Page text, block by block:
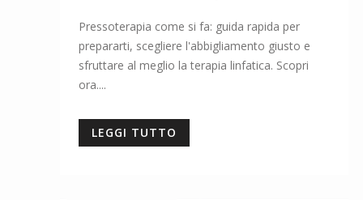
Pressoterapia come si fa: guida rapida per
prepararti, scegliere l'abbigliamento giusto e
sfruttare al meglio la terapia linfatica. Scopri
ora....
LEGGI TUTTO